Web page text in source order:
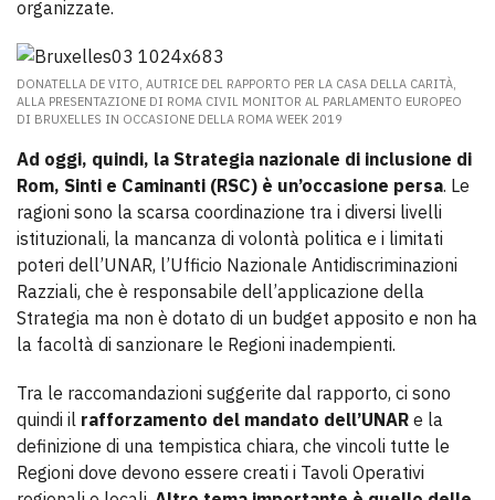
organizzate.
DONATELLA DE VITO, AUTRICE DEL RAPPORTO PER LA CASA DELLA CARITÀ,
ALLA PRESENTAZIONE DI ROMA CIVIL MONITOR AL PARLAMENTO EUROPEO
DI BRUXELLES IN OCCASIONE DELLA ROMA WEEK 2019
Ad oggi, quindi, la Strategia nazionale di inclusione di
Rom, Sinti e Caminanti (RSC) è un’occasione persa. Le
ragioni sono la scarsa coordinazione tra i diversi livelli
istituzionali, la mancanza di volontà politica e i limitati
poteri dell’UNAR, l’Ufficio Nazionale Antidiscriminazioni
Razziali, che è responsabile dell’applicazione della
Strategia ma non è dotato di un budget apposito e non ha
la facoltà di sanzionare le Regioni inadempienti.
Tra le raccomandazioni suggerite dal rapporto, ci sono
quindi il rafforzamento del mandato dell’UNAR e la
definizione di una tempistica chiara, che vincoli tutte le
Regioni dove devono essere creati i Tavoli Operativi